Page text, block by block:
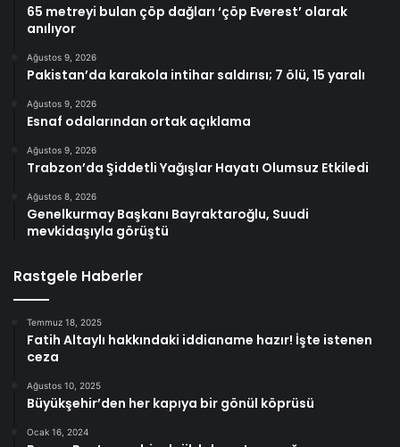
65 metreyi bulan çöp dağları ‘çöp Everest’ olarak
anılıyor
Ağustos 9, 2026
Pakistan’da karakola intihar saldırısı; 7 ölü, 15 yaralı
Ağustos 9, 2026
Esnaf odalarından ortak açıklama
Ağustos 9, 2026
Trabzon’da Şiddetli Yağışlar Hayatı Olumsuz Etkiledi
Ağustos 8, 2026
Genelkurmay Başkanı Bayraktaroğlu, Suudi
mevkidaşıyla görüştü
Rastgele Haberler
Temmuz 18, 2025
Fatih Altaylı hakkındaki iddianame hazır! İşte istenen
ceza
Ağustos 10, 2025
Büyükşehir’den her kapıya bir gönül köprüsü
Ocak 16, 2024